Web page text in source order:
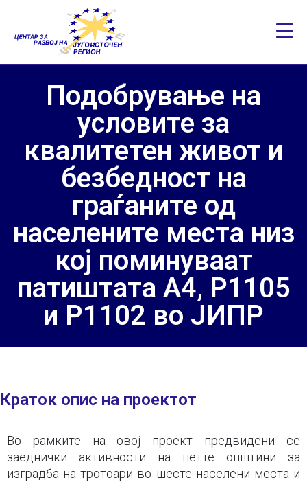
Подобрување на
условите за
квалитетен живот и
безбедност на
граѓаните од
населените места низ
кој поминуваат
патиштата А4, Р1105
и Р1102 во ЈИПР
Краток опис на проектот
Во рамките на овој проект предвидени се
заеднички активности на петте општини за
изградба на тротоари во шесте населени места и